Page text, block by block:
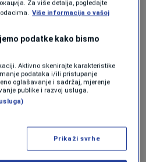
"Sarajevo-gasa"
član Saveza nezavisnih
i Marinko Božović,
Ilidža i član Glavnog
RTRS.
u SIPA-i zbog negiranje
Za više detalja, pogledajte
Više informacija o vašoj
podatke kako bismo
Aktivno skenirajte karakteristike
podataka i/ili pristupanje
oglašavanje i sadržaj, mjerenje
publike i razvoj usluga.
Prikaži svrhe